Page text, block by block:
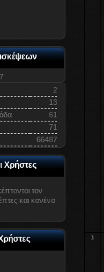
2
13
61
71
66487
Χρήστες
τον
και κανένα
3